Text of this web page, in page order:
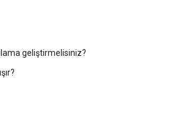
geliştirmelisiniz?